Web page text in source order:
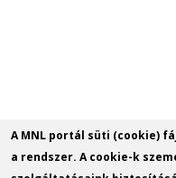
A MNL portál süti (cookie)
a rendszer. A cookie-k